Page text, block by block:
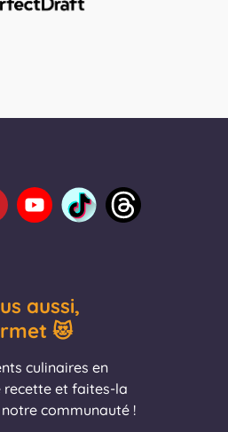
aussi,
😻
culinaires en
et faites-la
communauté !